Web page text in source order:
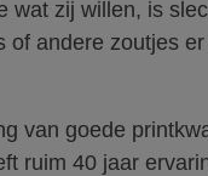
wat zij willen, is
andere zoutjes
van goede
ruim 40 jaar